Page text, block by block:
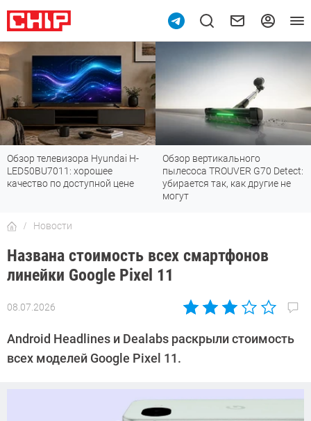
H-
цене
Обзор вертикального
пылесоса TROUVER G70 Detect:
убирается так, как другие не
Топ-8 недорогих
Fi 7: все
стандарта
Новости
Названа стоимость всех смартфонов
линейки Google Pixel 11
08.07.2026
Автор:
Калашников
Android Headlines и Dealabs раскрыли стоимость
всех моделей Google Pixel 11.